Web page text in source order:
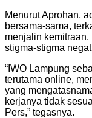
Menurut Aprohan,
bersama-sama,
menjalin
stigma-stigma
“IWO Lampung
terutama online,
yang
kerjanya tidak
Pers,” tegasnya.